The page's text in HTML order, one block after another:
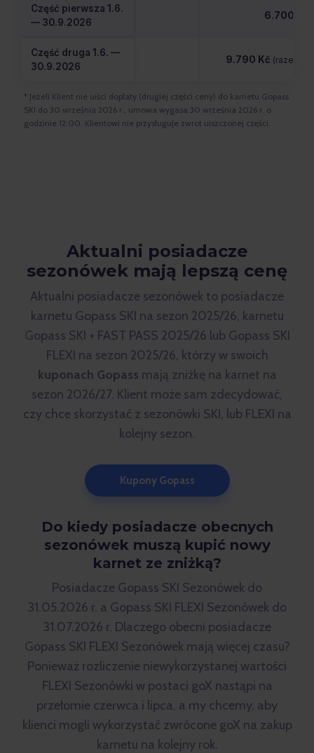
Część pierwsza 1.6.
— 30.9.2026
6.700 Kč
Część druga 1.6. —
30.9.2026
9.790 Kč (razem
* Jeżeli Klient nie uiści dopłaty (drugiej części ceny) do karnetu Gopass
SKI do 30 września 2026 r., umowa wygasa 30 września 2026 r. o
godzinie 12:00. Klientowi nie przysługuje zwrot uiszczonej części.
Aktualni posiadacze
sezonówek mają lepszą cenę
Aktualni posiadacze sezonówek to posiadacze
karnetu Gopass SKI na sezon 2025/26, karnetu
Gopass SKI + FAST PASS 2025/26 lub Gopass SKI
FLEXI na sezon 2025/26, którzy w swoich
kuponach Gopass mają zniżkę na karnet na
sezon 2026/27. Klient może sam zdecydować,
czy chce skorzystać z sezonówki SKI, lub FLEXI na
kolejny sezon.
Kupony Gopass
Do kiedy posiadacze obecnych
sezonówek muszą kupić nowy
karnet ze zniżką?
Posiadacze Gopass SKI Sezonówek do
31.05.2026 r. a Gopass SKI FLEXI Sezonówek do
31.07.2026 r. Dlaczego obecni posiadacze
Gopass SKI FLEXI Sezonówek mają więcej czasu?
Ponieważ rozliczenie niewykorzystanej wartości
FLEXI Sezonówki w postaci goX nastąpi na
przełomie czerwca i lipca, a my chcemy, aby
klienci mogli wykorzystać zwrócone goX na zakup
karnetu na kolejny rok.